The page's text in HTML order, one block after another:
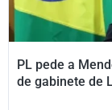
PL pede a
de gabinete de